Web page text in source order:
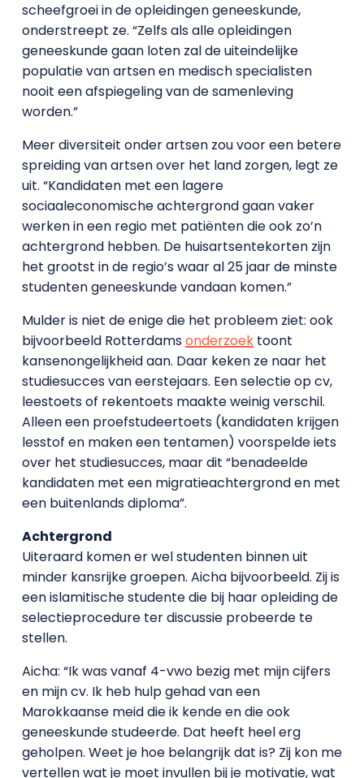
scheefgroei in de opleidingen geneeskunde,
onderstreept ze. “Zelfs als alle opleidingen
geneeskunde gaan loten zal de uiteindelijke
populatie van artsen en medisch specialisten
nooit een afspiegeling van de samenleving
worden.”
Meer diversiteit onder artsen zou voor een betere
spreiding van artsen over het land zorgen, legt ze
uit. “Kandidaten met een lagere
sociaaleconomische achtergrond gaan vaker
werken in een regio met patiënten die ook zo’n
achtergrond hebben. De huisartsentekorten zijn
het grootst in de regio’s waar al 25 jaar de minste
studenten geneeskunde vandaan komen.”
Mulder is niet de enige die het probleem ziet: ook
bijvoorbeeld Rotterdamsonderzoektoont
kansenongelijkheid aan. Daar keken ze naar het
studiesucces van eerstejaars. Een selectie op cv,
leestoets of rekentoets maakte weinig verschil.
Alleen een proefstudeertoets (kandidaten krijgen
lesstof en maken een tentamen) voorspelde iets
over het studiesucces, maar dit “benadeelde
kandidaten met een migratieachtergrond en met
een buitenlands diploma”.
Achtergrond
Uiteraard komen er wel studenten binnen uit
minder kansrijke groepen. Aicha bijvoorbeeld. Zij is
een islamitische studente die bij haar opleiding de
selectieprocedure ter discussie probeerde te
stellen.
Aicha: “Ik was vanaf 4-vwo bezig met mijn cijfers
en mijn cv. Ik heb hulp gehad van een
Marokkaanse meid die ik kende en die ook
geneeskunde studeerde. Dat heeft heel erg
geholpen. Weet je hoe belangrijk dat is? Zij kon me
vertellen wat je moet invullen bij je motivatie, wat